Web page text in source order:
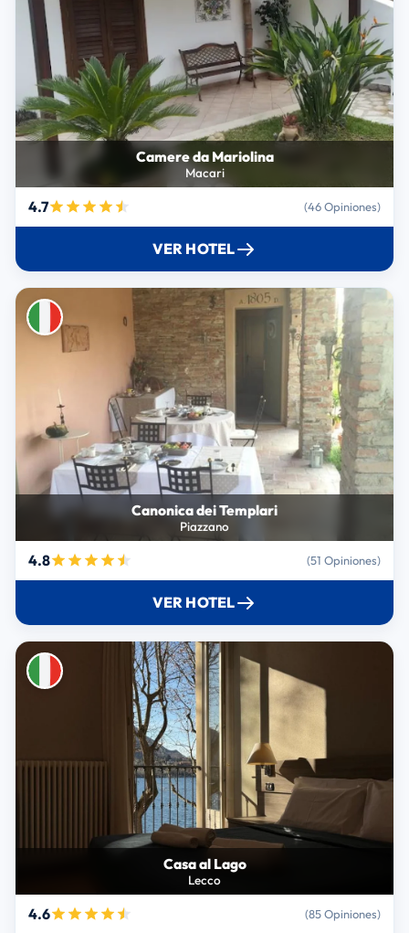
Camere da Mariolina
Macari
4.7 (46 Opiniones)
VER HOTEL
Canonica dei Templari
Piazzano
4.8 (51 Opiniones)
VER HOTEL
Casa al Lago
Lecco
4.6 (85 Opiniones)